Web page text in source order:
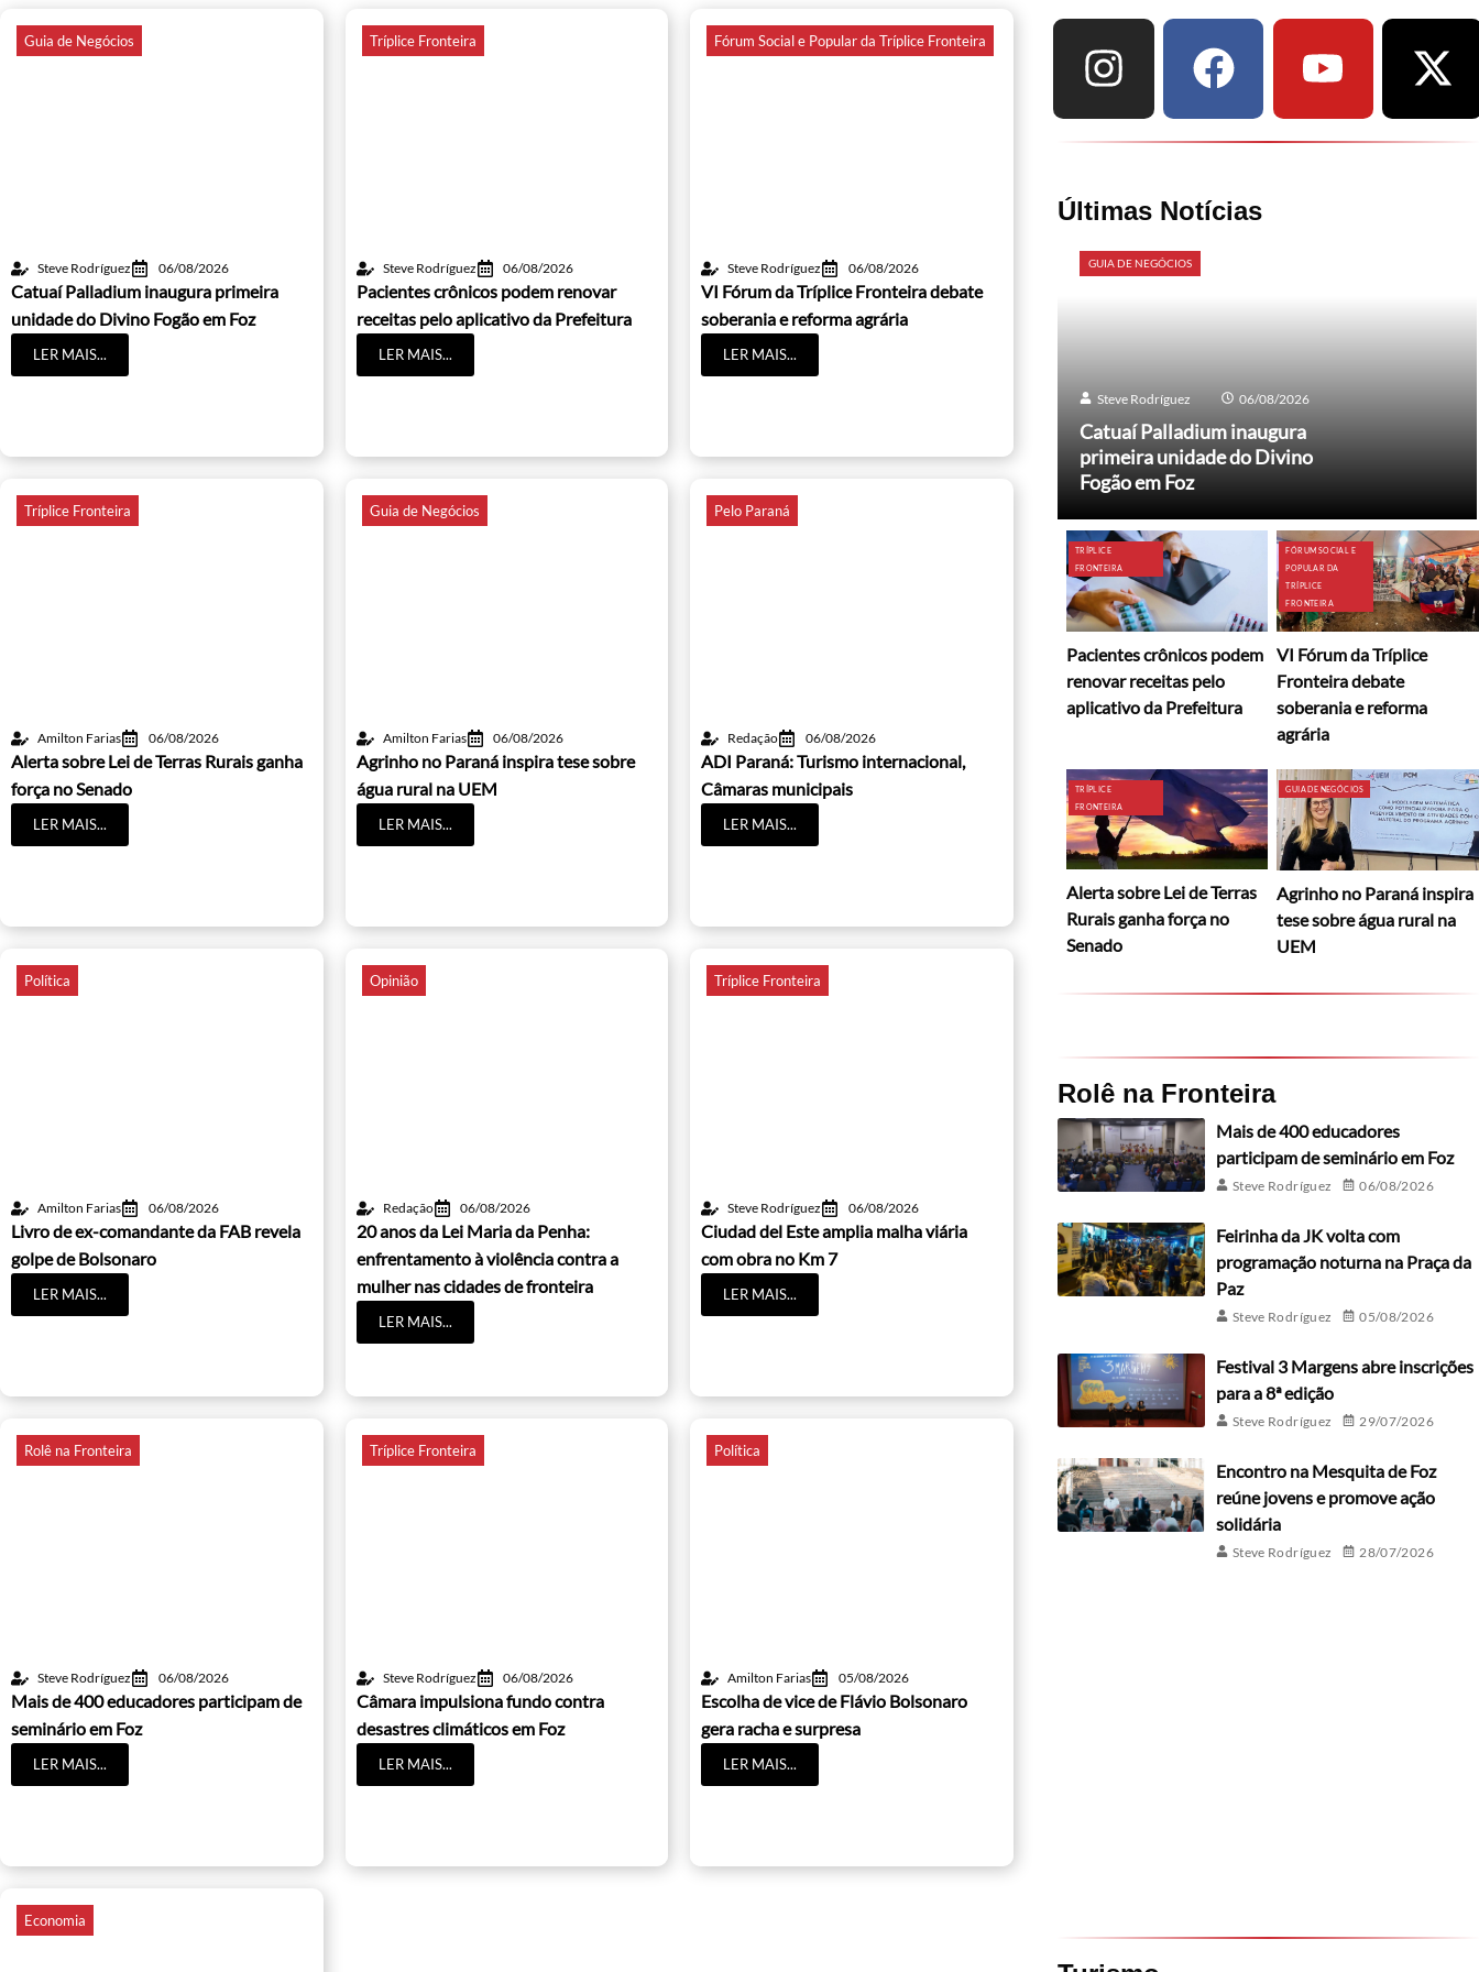
Guia de Negócios
Steve Rodríguez 06/08/2026
Catuaí Palladium inaugura primeira
unidade do Divino Fogão em Foz
LER MAIS...
Tríplice Fronteira
Steve Rodríguez 06/08/2026
Pacientes crônicos podem renovar
receitas pelo aplicativo da Prefeitura
LER MAIS...
Fórum Social e Popular da Tríplice Fronteira
Steve Rodríguez 06/08/2026
VI Fórum da Tríplice Fronteira debate
soberania e reforma agrária
LER MAIS...
Tríplice Fronteira
Amilton Farias 06/08/2026
Alerta sobre Lei de Terras Rurais ganha
força no Senado
LER MAIS...
Guia de Negócios
Amilton Farias 06/08/2026
Agrinho no Paraná inspira tese sobre
água rural na UEM
LER MAIS...
Pelo Paraná
Redação 06/08/2026
ADI Paraná: Turismo internacional,
Câmaras municipais
LER MAIS...
Política
Amilton Farias 06/08/2026
Livro de ex-comandante da FAB revela
golpe de Bolsonaro
LER MAIS...
Opinião
Redação 06/08/2026
20 anos da Lei Maria da Penha:
enfrentamento à violência contra a
mulher nas cidades de fronteira
LER MAIS...
Tríplice Fronteira
Steve Rodríguez 06/08/2026
Ciudad del Este amplia malha viária
com obra no Km 7
LER MAIS...
Rolê na Fronteira
Steve Rodríguez 06/08/2026
Mais de 400 educadores participam de
seminário em Foz
LER MAIS...
Tríplice Fronteira
Steve Rodríguez 06/08/2026
Câmara impulsiona fundo contra
desastres climáticos em Foz
LER MAIS...
Política
Amilton Farias 05/08/2026
Escolha de vice de Flávio Bolsonaro
gera racha e surpresa
LER MAIS...
Economia
Últimas Notícias
GUIA DE NEGÓCIOS
Steve Rodríguez 06/08/2026
Catuaí Palladium inaugura
primeira unidade do Divino
Fogão em Foz
TRÍPLICE
FRONTEIRA
Pacientes crônicos podem
renovar receitas pelo
aplicativo da Prefeitura
FÓRUM SOCIAL E
POPULAR DA
TRÍPLICE
FRONTEIRA
VI Fórum da Tríplice
Fronteira debate
soberania e reforma
agrária
TRÍPLICE
FRONTEIRA
Alerta sobre Lei de Terras
Rurais ganha força no
Senado
GUIA DE NEGÓCIOS
Agrinho no Paraná inspira
tese sobre água rural na
UEM
Rolê na Fronteira
Mais de 400 educadores
participam de seminário em Foz
Steve Rodríguez 06/08/2026
Feirinha da JK volta com
programação noturna na Praça da
Paz
Steve Rodríguez 05/08/2026
Festival 3 Margens abre inscrições
para a 8ª edição
Steve Rodríguez 29/07/2026
Encontro na Mesquita de Foz
reúne jovens e promove ação
solidária
Steve Rodríguez 28/07/2026